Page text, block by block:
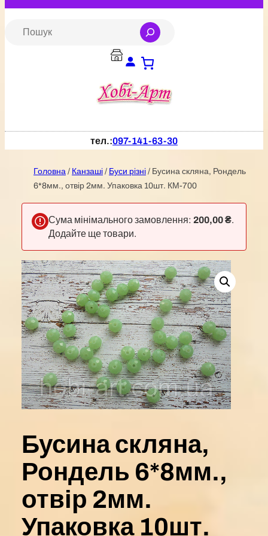
Перейти
тел.:097-141-63-30
Головна / Канзаші / Буси різні / Бусина скляна, Рондель
6*8мм., отвір 2мм. Упаковка 10шт. КМ-700
Сума мінімального замовлення: 200,00₴.
Додайте ще товари.
Бусина скляна,
Рондель 6*8мм.,
отвір 2мм.
Упаковка 10шт.